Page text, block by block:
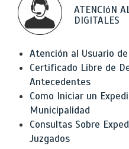
ATENCIóN
DIGITALES
Atención al Usuario
Certificado Libre de
Antecedentes
Como Iniciar un
Municipalidad
Consultas Sobre
Juzgados